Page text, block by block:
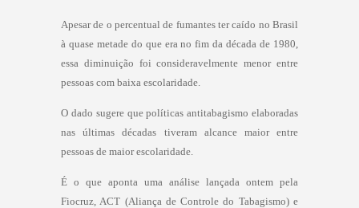
Apesar de o percentual de fumantes ter caído no Brasil
à quase metade do que era no fim da década de 1980,
essa diminuição foi consideravelmente menor entre
pessoas com baixa escolaridade.
O dado sugere que políticas antitabagismo elaboradas
nas últimas décadas tiveram alcance maior entre
pessoas de maior escolaridade.
É o que aponta uma análise lançada ontem pela
Fiocruz, ACT (Aliança de Controle do Tabagismo) e